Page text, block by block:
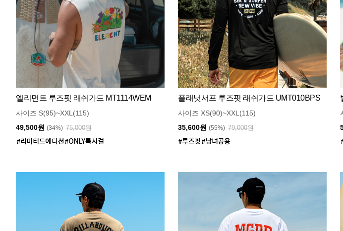
엘리먼트 루즈핏 래쉬가드 MT1114WEM
사이즈 S(95)~XXL(115)
49,500원 (34%) 75,000원
플래닛서프 루즈핏 래쉬가드 UMT010BPS
사이즈 XS(90)~XXL(115)
35,600원 (55%) 79,000원